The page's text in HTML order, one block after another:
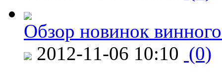
Обзор новинок
2012-11-06 10:10 (0)